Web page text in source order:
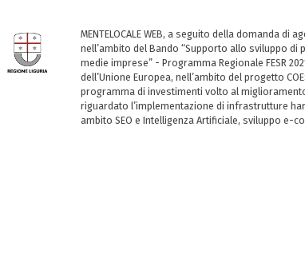
MENTELOCALE WEB, a seguito della domanda
nell’ambito del Bando “Supporto allo sviluppo
medie imprese” - Programma Regionale FESR
dell’Unione Europea, nell’ambito del progetto
programma di investimenti volto al
riguardato l’implementazione di infrastrutture
ambito SEO e Intelligenza Artificiale, sviluppo e-